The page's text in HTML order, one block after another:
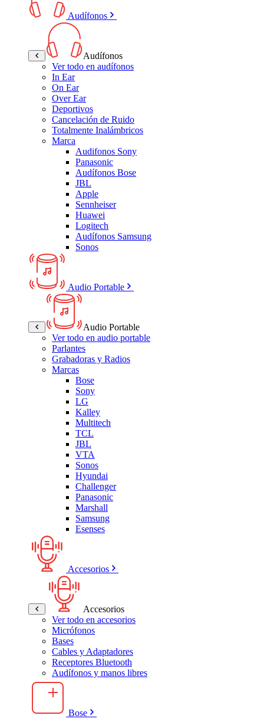
Audífonos
Audífonos
Ver todo en audífonos
In Ear
On Ear
Over Ear
Deportivos
Cancelación de Ruido
Totalmente Inalámbricos
Marca
Audifonos Sony
Panasonic
Audífonos Bose
JBL
Apple
Sennheiser
Huawei
Logitech
Audífonos Samsung
Sonos
Audio Portable
Audio Portable
Ver todo en audio portable
Parlantes
Grabadoras y Radios
Marcas
Bose
Sony
LG
Kalley
Multitech
TCL
JBL
VTA
Sonos
Hyundai
Challenger
Panasonic
Marshall
Samsung
Esenses
Accesorios
Accesorios
Ver todo en accesorios
Micrófonos
Bases
Cables y Adaptadores
Receptores Bluetooth
Audífonos y manos libres
Bose